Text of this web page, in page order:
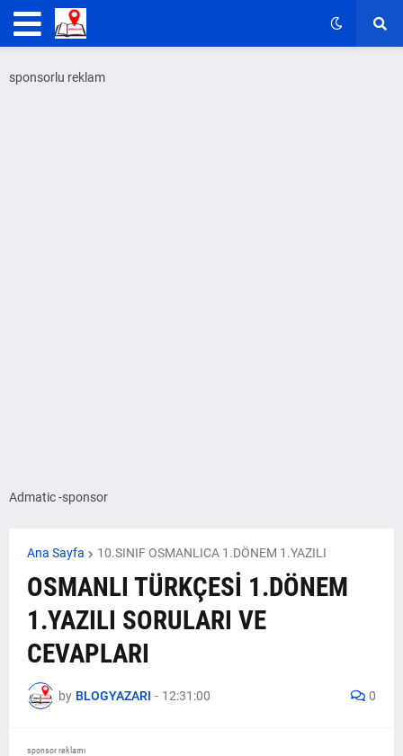
sponsorlu reklam
Admatic -sponsor
Ana Sayfa 10.SINIF OSMANLICA 1.DÖNEM 1.YAZILI
OSMANLI TÜRKÇESİ 1.DÖNEM
1.YAZILI SORULARI VE
CEVAPLARI
by BLOGYAZARI - 12:31:00 0
sponsor reklamı